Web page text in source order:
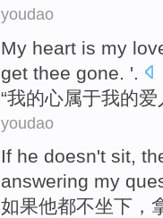
youdao
My heart is my
get thee gone . '.
“我的心属于我的爱
youdao
If he doesn't sit,
answering my
如果他都不坐下 ，